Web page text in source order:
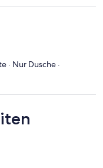
· Nur Dusche ·